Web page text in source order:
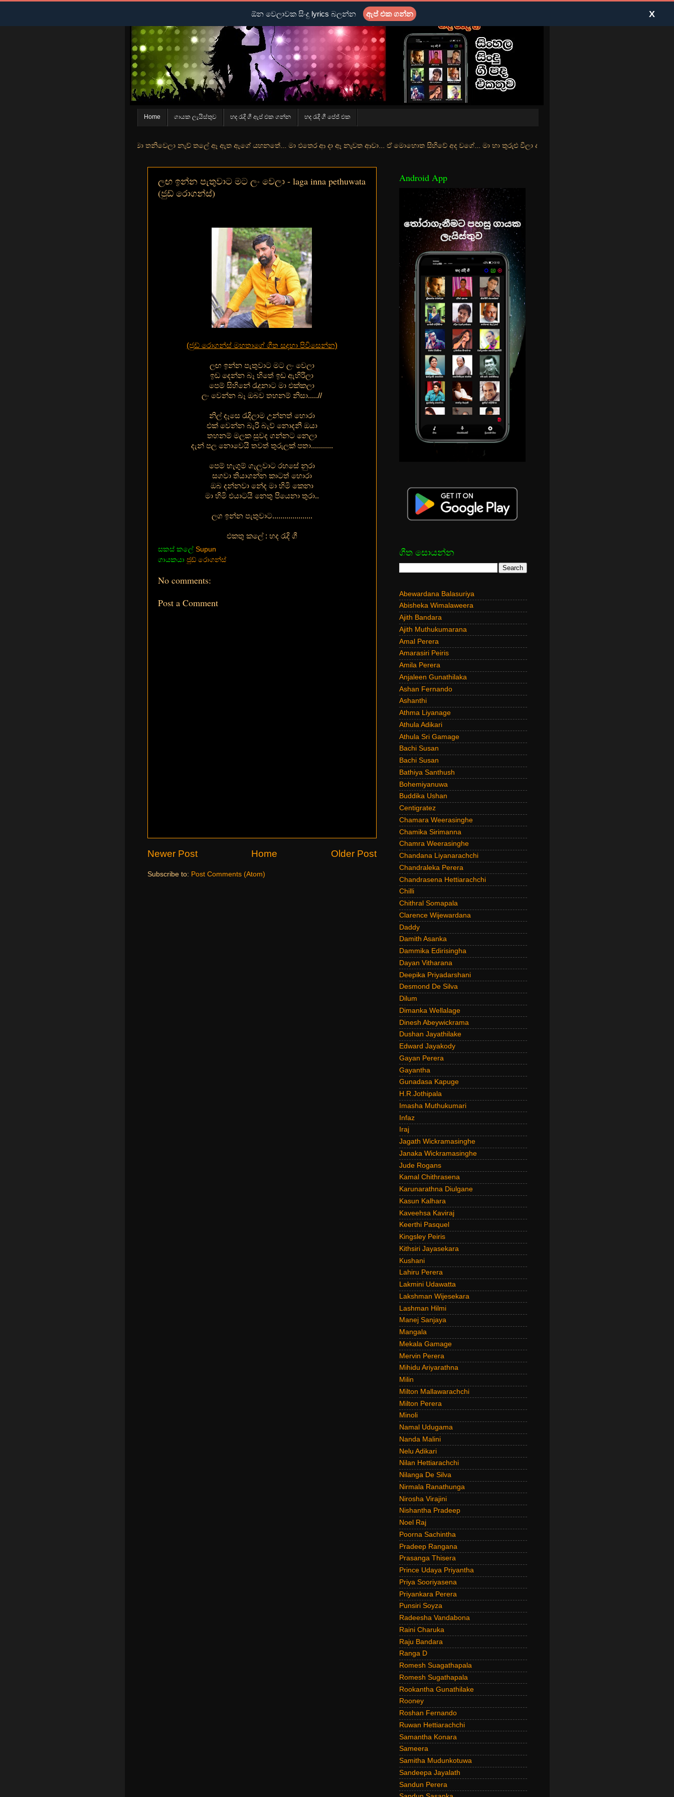
Home ගායක ලැයිස්තුව හද රැදි ගී ඇප් එක ගන්න හද රැදි ගී පේජ් එක
මුහුදු තීරේ ගල් මල් පිපුන යායේ මා තනිවෙලා නැව් තලේ ඈ ඇත ඇගේ යහනතේ... මා එතෙර ආ දා ඈ නැවත ආවා... ඒ මොහොත සිහිවේ අද වගේ... මා හා තුරුළු වීලා දෑසේ කදුළු බීලා රහසේ සුසුම් ලෑ හඩ ඇසේ... නිල්වන්
ලඟ ඉන්න පැතුවාට මට ලං වෙලා - laga inna pethuwata
(ජුඩ් රොගන්ස්)
(ජුඩ් රොගන්ස් මහතාගේ ගීත සදහා පිවිසෙන්න)
ලඟ ඉන්න පැතුවාට මට ලං වෙලා
ඉඩ දෙන්න බෑ හිතේ ඉඩ ඇහිරිලා
පෙම් සිහිනේ රැදුනාට මා එක්කලා
ලං වෙන්න බෑ ඔබව තහනම් නිසා.....//
නිල් දෑසෙ රැදිලාම උන්නත් හොරා
එක් වෙන්න බැරි බැව් නොදනී ඔයා
තහනම් මලක සුවද ගන්නට නෙලා
දැන් පල නොවෙයි තවත් තුරුලක් පතා...........
පෙම් හැගුම් ගැලුවාට රහසේ නුරා
සගවා තියාගන්න කාටත් හොරා
ඔබ දන්නවා නේද මා හිමි කෙනා
මා හිමි එයාටයි නෙතු පියෙනා තුරා..
ලග ඉන්න පැතුවාට....................
එකතු කලේ : හද රැදි ගී
සකස් කලේ Supun
ගායකයා ජුඩ් රොගන්ස්
No comments:
Post a Comment
Newer Post Older Post
Home
Subscribe to: Post Comments (Atom)
Android App
ගීත සොයන්න
Abewardana Balasuriya
Abisheka Wimalaweera
Ajith Bandara
Ajith Muthukumarana
Amal Perera
Amarasiri Peiris
Amila Perera
Anjaleen Gunathilaka
Ashan Fernando
Ashanthi
Athma Liyanage
Athula Adikari
Athula Sri Gamage
Bachi Susan
Bachi Susan
Bathiya Santhush
Bohemiyanuwa
Buddika Ushan
Centigratez
Chamara Weerasinghe
Chamika Sirimanna
Chamra Weerasinghe
Chandana Liyanarachchi
Chandraleka Perera
Chandrasena Hettiarachchi
Chilli
Chithral Somapala
Clarence Wijewardana
Daddy
Damith Asanka
Dammika Edirisingha
Dayan Vitharana
Deepika Priyadarshani
Desmond De Silva
Dilum
Dimanka Wellalage
Dinesh Abeywickrama
Dushan Jayathilake
Edward Jayakody
Gayan Perera
Gayantha
Gunadasa Kapuge
H.R.Jothipala
Imasha Muthukumari
Infaz
Iraj
Jagath Wickramasinghe
Janaka Wickramasinghe
Jude Rogans
Kamal Chithrasena
Karunarathna Diulgane
Kasun Kalhara
Kaveehsa Kaviraj
Keerthi Pasquel
Kingsley Peiris
Kithsiri Jayasekara
Kushani
Lahiru Perera
Lakmini Udawatta
Lakshman Wijesekara
Lashman Hilmi
Manej Sanjaya
Mangala
Mekala Gamage
Mervin Perera
Mihidu Ariyarathna
Milin
Milton Mallawarachchi
Milton Perera
Minoli
Namal Udugama
Nanda Malini
Nelu Adikari
Nilan Hettiarachchi
Nilanga De Silva
Nirmala Ranathunga
Nirosha Virajini
Nishantha Pradeep
Noel Raj
Poorna Sachintha
Pradeep Rangana
Prasanga Thisera
Prince Udaya Priyantha
Priya Sooriyasena
Priyankara Perera
Punsiri Soyza
Radeesha Vandabona
Raini Charuka
Raju Bandara
Ranga D
Romesh Suagathapala
Romesh Sugathapala
Rookantha Gunathilake
Rooney
Roshan Fernando
Ruwan Hettiarachchi
Samantha Konara
Sameera
Samitha Mudunkotuwa
Sandeepa Jayalath
Sandun Perera
ඕන වෙලාවක සිංදු lyrics බලන්න ඇප් එක ගන්න X